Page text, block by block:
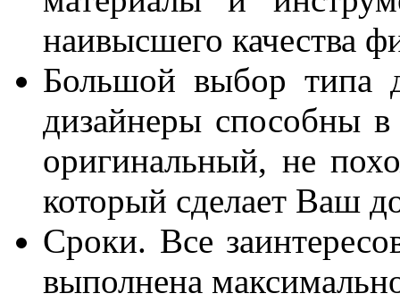
наивысшего качества
Большой выбор типа
дизайнеры способны в
оригинальный, не
который сделает Ваш
Сроки. Все
выполнена